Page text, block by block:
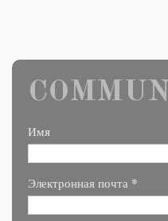
Имя
Электронная почта *